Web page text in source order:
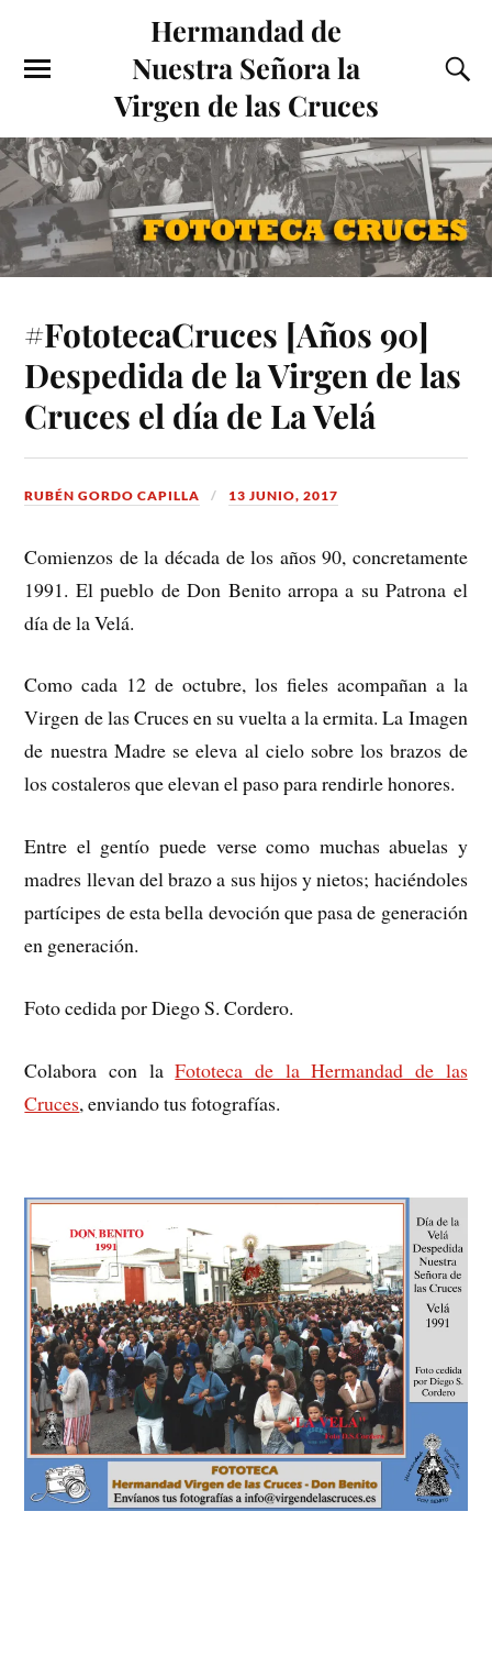
Hermandad de
Nuestra Señora la
Virgen de las Cruces
#FototecaCruces [Años 90]
Despedida de la Virgen de las
Cruces el día de La Velá
RUBÉN GORDO CAPILLA 13 JUNIO, 2017
Comienzos de la década de los años 90, concretamente
1991. El pueblo de Don Benito arropa a su Patrona el
día de la Velá.
Como cada 12 de octubre, los fieles acompañan a la
Virgen de las Cruces en su vuelta a la ermita. La Imagen
de nuestra Madre se eleva al cielo sobre los brazos de
los costaleros que elevan el paso para rendirle honores.
Entre el gentío puede verse como muchas abuelas y
madres llevan del brazo a sus hijos y nietos; haciéndoles
partícipes de esta bella devoción que pasa de generación
en generación.
Foto cedida por Diego S. Cordero.
Colabora con laFototeca de la Hermandad de las
Cruces, enviando tus fotografías.